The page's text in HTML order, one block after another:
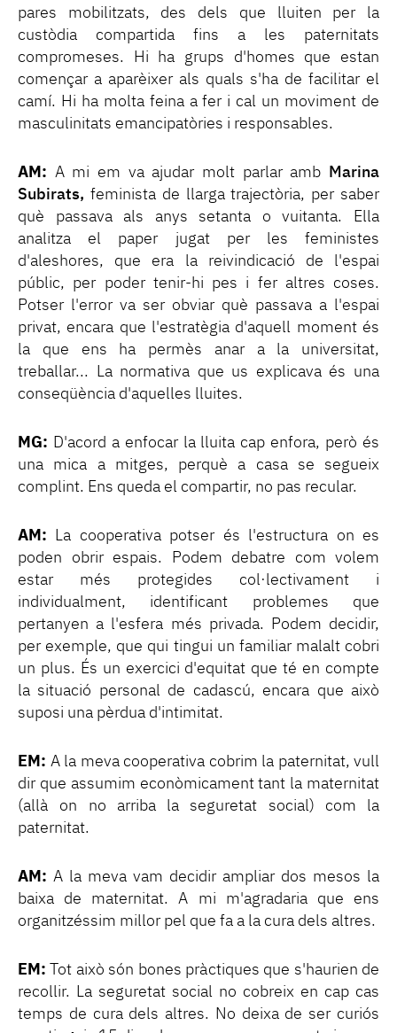
pares mobilitzats, des dels que lluiten per la
custòdia compartida fins a les paternitats
compromeses. Hi ha grups d'homes que estan
començar a aparèixer als quals s'ha de facilitar el
camí. Hi ha molta feina a fer i cal un moviment de
masculinitats emancipatòries i responsables.
AM: A mi em va ajudar molt parlar amb
Marina
Subirats, feminista de llarga trajectòria, per saber
què passava als anys setanta o vuitanta. Ella
analitza el paper jugat per les feministes
d'aleshores, que era la reivindicació de l'espai
públic, per poder tenir-hi pes i fer altres coses.
Potser l'error va ser obviar què passava a l'espai
privat, encara que l'estratègia d'aquell moment és
la que ens ha permès anar a la universitat,
treballar... La normativa que us explicava és una
conseqüència d'aquelles lluites.
MG: D'acord a enfocar la lluita cap enfora, però és
una mica a mitges, perquè a casa se segueix
complint. Ens queda el compartir, no pas recular.
AM: La cooperativa potser és l'estructura on es
poden obrir espais. Podem debatre com volem
estar més protegides col·lectivament i
individualment, identificant problemes que
pertanyen a l'esfera més privada. Podem decidir,
per exemple, que qui tingui un familiar malalt cobri
un plus. És un exercici d'equitat que té en compte
la situació personal de cadascú, encara que això
suposi una pèrdua d'intimitat.
EM: A la meva cooperativa cobrim la paternitat, vull
dir que assumim econòmicament tant la maternitat
(allà on no arriba la seguretat social) com la
paternitat.
AM: A la meva vam decidir ampliar dos mesos la
baixa de maternitat. A mi m'agradaria que ens
organitzéssim millor pel que fa a la cura dels altres.
EM: Tot això són bones pràctiques que s'haurien de
recollir. La seguretat social no cobreix en cap cas
temps de cura dels altres. No deixa de ser curiós